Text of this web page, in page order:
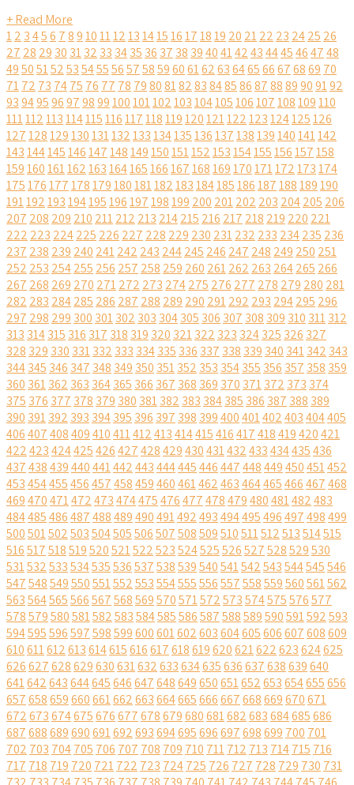
+ Read More
12 3456 78910111213141516171819 20 2122 23 2425 26
27 28 29 30 3132 33 3435 36 37 38 39404142434445464748
495051525354555657585960616263646566676869 70
7172 73 7475 76 77 78 7980818283848586878889909192
93949596979899100101102103104105106107108109110
111112113114115116117118119120121122123124125126
127128129130131132133134135136137138139140141142
143144145146147148149150151152153154155156157158
159160161162163164165166167168169170171172173174
175176177178179180181182183184185186187188189190
191192193194195196197198199 200 201202 203 204205 206
207 208 209 210 211212 213 214215 216 217 218 219 220 221
222 223 224225 226 227 228 229 230 231232 233 234235 236
237 238 239 240 241242 243 244245 246 247 248 249 250 251
252 253 254255 256 257 258 259 260 261262 263 264265 266
267 268 269 270 271272 273 274275 276 277 278 279 280 281
282 283 284285 286 287 288 289 290 291292 293 294295 296
297 298 299 300 301302 303 304305 306 307 308 309 310 311312
313 314315 316 317 318 319 320 321322 323 324325 326 327
328 329 330 331332 333 334335 336 337 338 339 340 341342 343
344345 346 347 348 349 350 351352 353 354355 356 357 358 359
360 361362 363 364365 366 367 368 369 370 371372 373 374
375 376 377 378 379 380 381382 383 384385 386 387 388 389
390 391392 393 394395 396 397 398 399400401402403404405
406407408409410411412413414415416417418419420421
422423424425426427428429430431432433434435436
437438439440441442443444445446447448449450451452
453454455456457458459460461462463464465466467468
469470471472473474475476477478479480481482483
484485486487488489490491492493494495496497498499
500501502503504505506507508509510511512513514515
516517518519520521522523524525526527528529530
531532533534535536537538539540541542543544545546
547548549550551552553554555556557558559560561562
563564565566567568569570571572573574575576577
578579580581582583584585586587588589590591592593
594595596597598599600601602603604605606607608609
610611612613614615616617618619620621622623624625
626627628629630631632633634635636637638639640
641642643644645646647648649650651652653654655656
657658659660661662663664665666667668669670671
672673674675676677678679680681682683684685686
687688689690691692693694695696697698699 700 701
702 703 704705 706 707 708 709 710 711712 713 714715 716
717 718 719 720 721722 723 724725 726 727 728 729 730 731